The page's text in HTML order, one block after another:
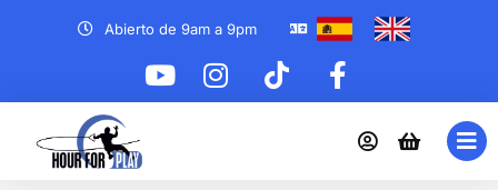
Abierto de 9am a 9pm